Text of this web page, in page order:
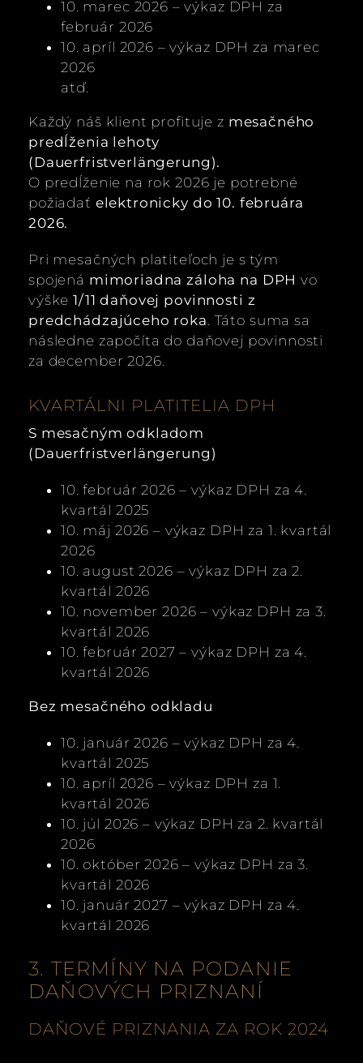
10. marec 2026 – výkaz DPH za
február 2026
10. apríl 2026 – výkaz DPH za marec
2026
atď.
Každý náš klient profituje z mesačného
predĺženia lehoty
(Dauerfristverlängerung).
O predĺženie na rok 2026 je potrebné
požiadať elektronicky do 10. februára
2026.
Pri mesačných platiteľoch je s tým
spojená mimoriadna záloha na DPH vo
výške1/11 daňovej povinnosti z
predchádzajúceho roka . Táto suma sa
následne započíta do daňovej povinnosti
za december 2026.
KVARTÁLNI PLATITELIA DPH
S mesačným odkladom
(Dauerfristverlängerung)
10. február 2026 – výkaz DPH za 4.
kvartál 2025
10. máj 2026 – výkaz DPH za 1. kvartál
2026
10. august 2026 – výkaz DPH za 2.
kvartál 2026
10. november 2026 – výkaz DPH za 3.
kvartál 2026
10. február 2027 – výkaz DPH za 4.
kvartál 2026
Bez mesačného odkladu
10. január 2026 – výkaz DPH za 4.
kvartál 2025
10. apríl 2026 – výkaz DPH za 1.
kvartál 2026
10. júl 2026 – výkaz DPH za 2. kvartál
2026
10. október 2026 – výkaz DPH za 3.
kvartál 2026
10. január 2027 – výkaz DPH za 4.
kvartál 2026
3. TERMÍNY NA PODANIE
DAŇOVÝCH PRIZNANÍ
DAŇOVÉ PRIZNANIA ZA ROK 2024